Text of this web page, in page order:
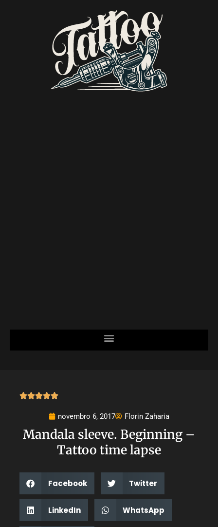

novembro 6, 2017 Florin Zaharia
Mandala sleeve. Beginning –
Tattoo time lapse
Facebook Twitter
LinkedIn WhatsApp